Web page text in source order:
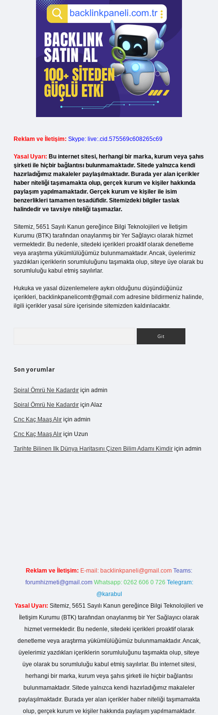
Reklam ve İletişim: Skype: live:.cid.575569c608265c69
Yasal Uyarı: Bu internet sitesi, herhangi bir marka, kurum veya şahıs
şirketi ile hiçbir bağlantısı bulunmamaktadır. Sitede yalnızca kendi
hazırladığımız makaleler paylaşılmaktadır. Burada yer alan içerikler
haber niteliği taşımamakta olup, gerçek kurum ve kişiler hakkında
paylaşım yapılmamaktadır. Gerçek kurum ve kişiler ile isim
benzerlikleri tamamen tesadüfidir. Sitemizdeki bilgiler taslak
halindedir ve tavsiye niteliği taşımazlar.
Sitemiz, 5651 Sayılı Kanun gereğince Bilgi Teknolojileri ve İletişim
Kurumu (BTK) tarafından onaylanmış bir Yer Sağlayıcı olarak hizmet
vermektedir. Bu nedenle, sitedeki içerikleri proaktif olarak denetleme
veya araştırma yükümlülüğümüz bulunmamaktadır. Ancak, üyelerimiz
yazdıkları içeriklerin sorumluluğunu taşımakta olup, siteye üye olarak bu
sorumluluğu kabul etmiş sayılırlar.
Hukuka ve yasal düzenlemelere aykırı olduğunu düşündüğünüz
içerikleri, backlinkpanelicomtr@gmail.com adresine bildirmeniz halinde,
ilgili içerikler yasal süre içerisinde sitemizden kaldırılacaktır.
Son yorumlar
Spiral Ömrü Ne Kadardır için admin
Spiral Ömrü Ne Kadardır için Alaz
Cnc Kaç Maaş Alır için admin
Cnc Kaç Maaş Alır için Uzun
Tarihte Bilinen Ilk Dünya Haritasını Çizen Bilim Adamı Kimdir için admin
Reklam ve İletişim: E-mail: backlinkpaneli@gmail.com Teams:
forumhizmeti@gmail.com Whatsapp: 0262 606 0 726 Telegram:
@karabul
Yasal Uyarı: Sitemiz, 5651 Sayılı Kanun gereğince Bilgi Teknolojileri ve
İletişim Kurumu (BTK) tarafından onaylanmış bir Yer Sağlayıcı olarak
hizmet vermektedir. Bu nedenle, sitedeki içerikleri proaktif olarak
denetleme veya araştırma yükümlülüğümüz bulunmamaktadır. Ancak,
üyelerimiz yazdıkları içeriklerin sorumluluğunu taşımakta olup, siteye
üye olarak bu sorumluluğu kabul etmiş sayılırlar. Bu internet sitesi,
herhangi bir marka, kurum veya şahıs şirketi ile hiçbir bağlantısı
bulunmamaktadır. Sitede yalnızca kendi hazırladığımız makaleler
paylaşılmaktadır. Burada yer alan içerikler haber niteliği taşımamakta
olup, gerçek kurum ve kişiler hakkında paylaşım yapılmamaktadır.